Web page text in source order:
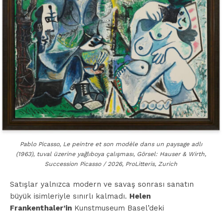
Pablo Picasso, Le peintre et son modèle dans un paysage adlı
(1963), tuval üzerine yağlıboya çalışması, Görsel: Hauser & Wirth,
Succession Picasso / 2026, ProLitteris, Zurich
Satışlar yalnızca modern ve savaş sonrası sanatın
büyük isimleriyle sınırlı kalmadı. Helen
Frankenthaler’in Kunstmuseum Basel’deki